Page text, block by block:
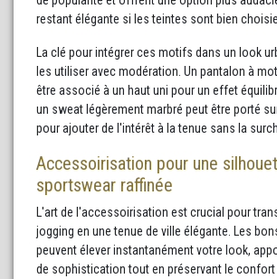
restant élégante si les teintes sont bien
La clé pour intégrer ces motifs dans un look
les utiliser avec modération. Un pantalon à
être associé à un haut uni pour un effet
un sweat légèrement marbré peut être porté
pour ajouter de l'intérêt à la tenue sans la
Accessoirisation pour une
sportswear raffinée
L'art de l'accessoirisation est crucial pour
jogging en une tenue de ville élégante. Les
peuvent élever instantanément votre look,
de sophistication tout en préservant le confort